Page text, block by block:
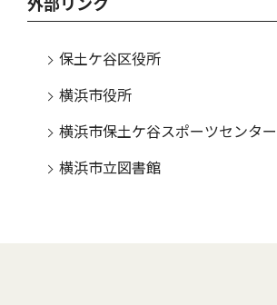
外部リンク
保土ケ谷区役所
横浜市役所
横浜市保土ケ谷スポーツセンター
横浜市立図書館